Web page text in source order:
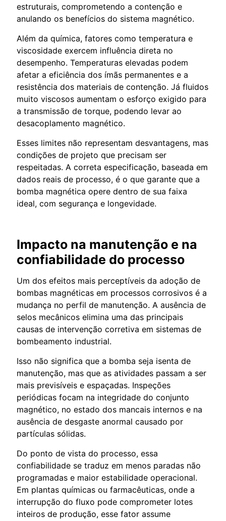
estruturais, comprometendo a contenção e
anulando os benefícios do sistema magnético.
Além da química, fatores como temperatura e
viscosidade exercem influência direta no
desempenho. Temperaturas elevadas podem
afetar a eficiência dos ímãs permanentes e a
resistência dos materiais de contenção. Já fluidos
muito viscosos aumentam o esforço exigido para
a transmissão de torque, podendo levar ao
desacoplamento magnético.
Esses limites não representam desvantagens, mas
condições de projeto que precisam ser
respeitadas. A correta especificação, baseada em
dados reais de processo, é o que garante que a
bomba magnética opere dentro de sua faixa
ideal, com segurança e longevidade.
Impacto na manutenção e na
confiabilidade do processo
Um dos efeitos mais perceptíveis da adoção de
bombas magnéticas em processos corrosivos é a
mudança no perfil de manutenção. A ausência de
selos mecânicos elimina uma das principais
causas de intervenção corretiva em sistemas de
bombeamento industrial.
Isso não significa que a bomba seja isenta de
manutenção, mas que as atividades passam a ser
mais previsíveis e espaçadas. Inspeções
periódicas focam na integridade do conjunto
magnético, no estado dos mancais internos e na
ausência de desgaste anormal causado por
partículas sólidas.
Do ponto de vista do processo, essa
confiabilidade se traduz em menos paradas não
programadas e maior estabilidade operacional.
Em plantas químicas ou farmacêuticas, onde a
interrupção do fluxo pode comprometer lotes
inteiros de produção, esse fator assume